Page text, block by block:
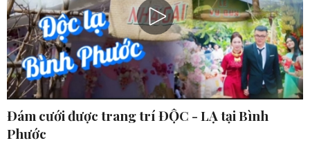
Đám cưới được trang trí ĐỘC - LẠ tại Bình
Phước